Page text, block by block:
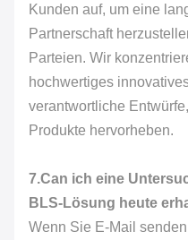
Kunden auf, um eine
Partnerschaft
Parteien. Wir
hochwertiges
verantwortliche
Produkte hervorheben.
7.Can ich eine
BLS-Lösung heute
Wenn Sie E-Mail